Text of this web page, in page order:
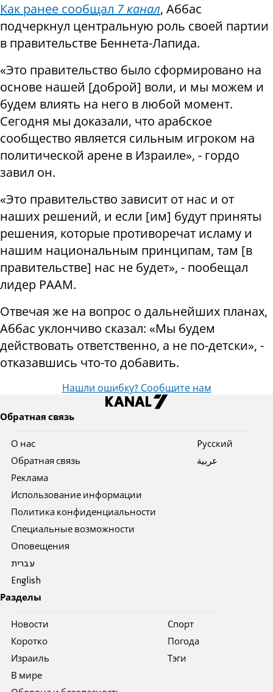
Как ранее сообщал 7 канал, Аббас
подчеркнул центральную роль своей партии
в правительстве Беннета-Лапида.
«Это правительство было сформировано на
основе нашей [доброй] воли, и мы можем и
будем влиять на него в любой момент.
Сегодня мы доказали, что арабское
сообщество является сильным игроком на
политической арене в Израиле», - гордо
завил он.
«Это правительство зависит от нас и от
наших решений, и если [им] будут приняты
решения, которые противоречат исламу и
нашим национальным принципам, там [в
правительстве] нас не будет», - пообещал
лидер РААМ.
Отвечая же на вопрос о дальнейших планах,
Аббас уклончиво сказал: «Мы будем
действовать ответственно, а не по-детски», -
отказавшись что-то добавить.
Нашли ошибку? Сообщите нам
Обратная связь
О нас
Обратная связь
Реклама
Использование информации
Политика конфиденциальности
Специальные возможности
Оповещения
עברית
English
Pусский
عربية
Разделы
Новости
Коротко
Израиль
В мире
Спорт
Погода
Тэги